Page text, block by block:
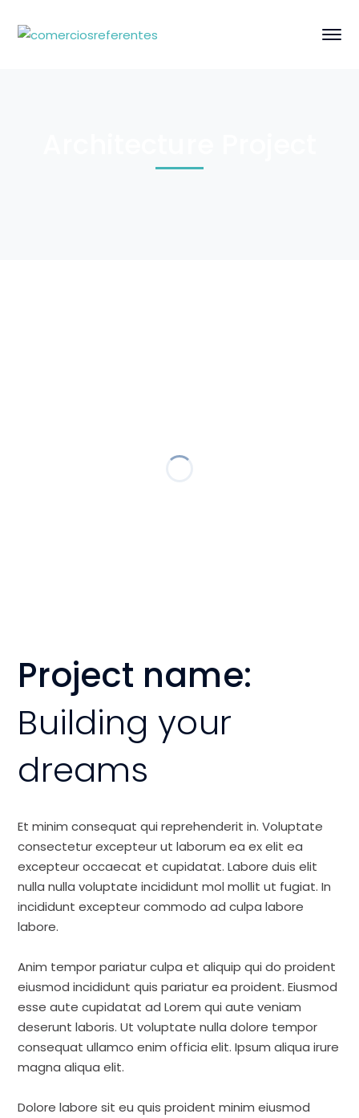
Project name:
Building your
dreams
Et minim consequat qui reprehenderit in. Voluptate
consectetur excepteur ut laborum ea ex elit ea
excepteur occaecat et cupidatat. Labore duis elit
nulla nulla voluptate incididunt mol mollit ut fugiat. In
incididunt excepteur commodo ad culpa labore
labore.
Anim tempor pariatur culpa et aliquip qui do proident
eiusmod incididunt quis pariatur ea proident. Eiusmod
esse aute cupidatat ad Lorem qui aute veniam
deserunt laboris. Ut voluptate nulla dolore tempor
consequat ullamco enim officia elit. Ipsum aliqua irure
magna aliqua elit.
Dolore labore sit eu quis proident minim eiusmod